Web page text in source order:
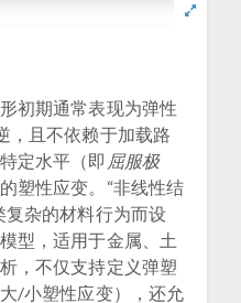
初期通常表现为弹性
且不依赖于加载路
定水平（即 屈服极
塑性应变。“非线性结
复杂的材料行为而设
型，适用于金属、土
，不仅支持定义弹塑
/小塑性应变），还允